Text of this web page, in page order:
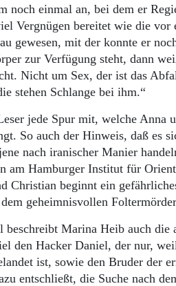
noch einmal an, bei dem er
Vergnügen bereitet wie die vor
gewesen, mit der konnte er
zur Verfügung steht, dann
Nicht um Sex, der ist das
stehen Schlange bei ihm.“
jede Spur mit, welche Anna
So auch der Hinweis, daß es
nach iranischer Manier
am Hamburger Institut für
Christian beginnt ein
geheimnisvollen
Marina Heib auch die
den Hacker Daniel, der nur,
ist, sowie den Bruder der
entschließt, die Suche nach